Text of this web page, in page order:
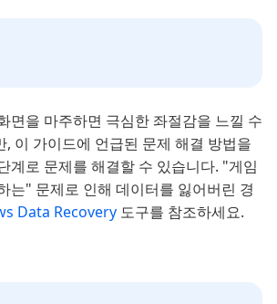
면을 마주하면 극심한 좌절감을 느낄 수
, 이 가이드에 언급된 문제 해결 방법을
계로 문제를 해결할 수 있습니다. "게임
는" 문제로 인해 데이터를 잃어버린 경
Data Recovery 도구를 참조하세요.